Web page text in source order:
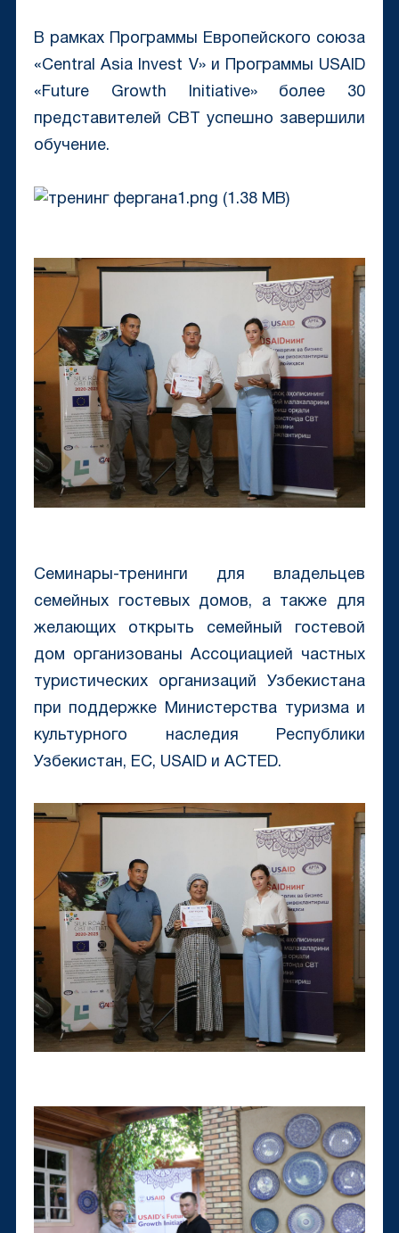
В рамках Программы Европейского союза
«Central Asia Invest V» и Программы USAID
«Future Growth Initiative» более 30
представителей CBT успешно завершили
обучение.
Семинары-тренинги для владельцев
семейных гостевых домов, а также для
желающих открыть семейный гостевой
дом организованы Ассоциацией частных
туристических организаций Узбекистана
при поддержке Министерства туризма и
культурного наследия Республики
Узбекистан, ЕС, USAID и ACTED.